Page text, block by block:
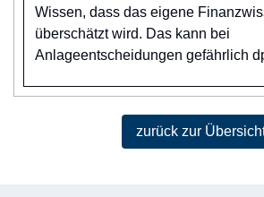
Wissen, dass das eigene
überschätzt wird. Das kann bei
Anlageentscheidungen gefährlich
zurück zur